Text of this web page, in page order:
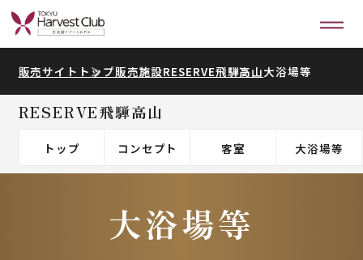
販売サイトトップ販売施設RESERVE飛騨高山大浴場等
RESERVE飛騨高山
トップ コンセプト 客室 大浴場等
大浴場等